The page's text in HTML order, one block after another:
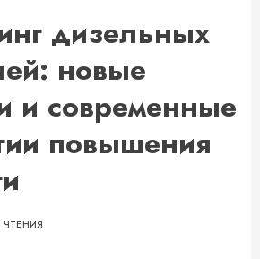
дизельных
новые
и современные
повышения
ЧТЕНИЯ